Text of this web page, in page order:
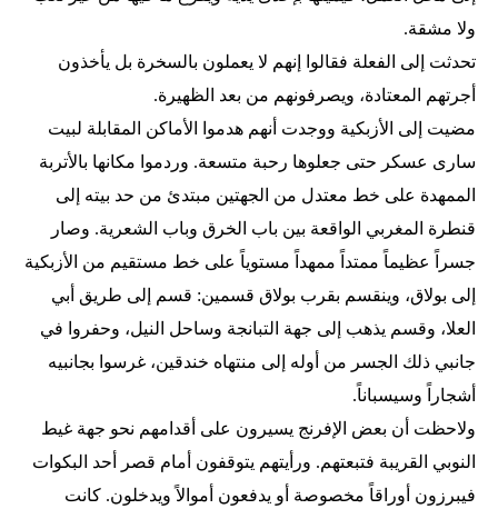
ولا مشقة.
تحدثت إلى الفعلة فقالوا إنهم لا يعملون بالسخرة بل يأخذون
أجرتهم المعتادة، ويصرفونهم من بعد الظهيرة.
مضيت إلى الأزبكية ووجدت أنهم هدموا الأماكن المقابلة لبيت
سارى عسكر حتى جعلوها رحبة متسعة. وردموا مكانها بالأتربة
الممهدة على خط معتدل من الجهتين مبتدئ من حد بيته إلى
قنطرة المغربي الواقعة بين باب الخرق وباب الشعرية. وصار
جسراً عظيماً ممتداً ممهداً مستوياً على خط مستقيم من الأزبكية
إلى بولاق، وينقسم بقرب بولاق قسمين: قسم إلى طريق أبي
العلا، وقسم يذهب إلى جهة التبانجة وساحل النيل، وحفروا في
جانبي ذلك الجسر من أوله إلى منتهاه خندقين، غرسوا بجانبيه
أشجاراً وسيسباناً.
ولاحظت أن بعض الإفرنج يسيرون على أقدامهم نحو جهة غيط
النوبي القريبة فتبعتهم. ورأيتهم يتوقفون أمام قصر أحد البكوات
فيبرزون أوراقاً مخصوصة أو يدفعون أموالاً ويدخلون. كانت